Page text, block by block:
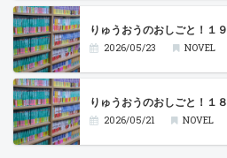
りゅうおうのおしごと！１９
2026/05/23 NOVEL
りゅうおうのおしごと！１８
2026/05/21 NOVEL